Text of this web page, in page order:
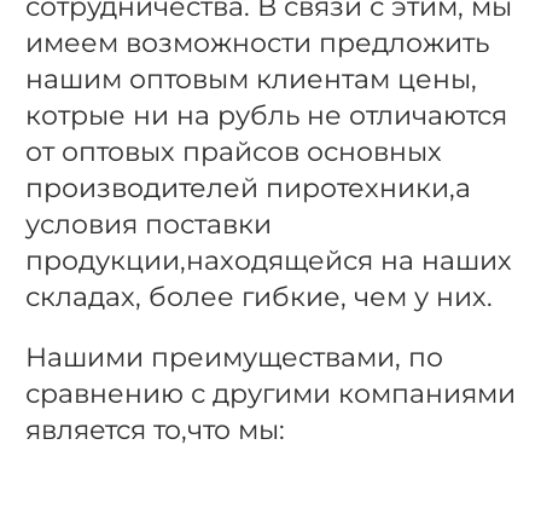
имеем возможности предложить
нашим оптовым клиентам цены,
котрые ни на рубль не отличаются
от оптовых прайсов основных
производителей пиротехники,а
условия поставки
продукции,находящейся на наших
складах, более гибкие, чем у них.
Нашими преимуществами, по
сравнению с другими компаниями
является то,что мы: